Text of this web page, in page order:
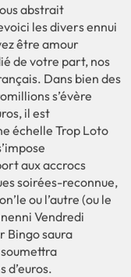
abstrait
les divers ennui
être amour
de votre part, nos
Dans bien des
s’évère
il est
échelle Trop Loto
aux accrocs
soirées-reconnue,
ou l’autre (ou le
Vendredi
Bingo saura
d’euros.